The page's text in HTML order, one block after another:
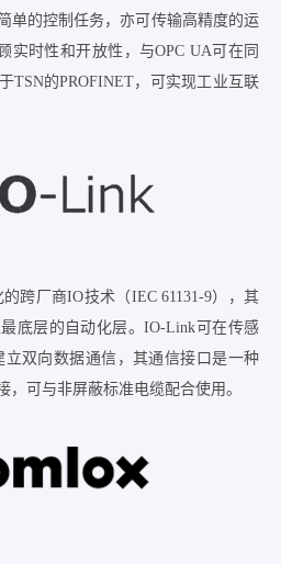
的控制任务，亦可传输高精度的运
实时性和开放性，与OPC UA可在同
TSN的PROFINET，可实现工业互联
跨厂商IO技术（IEC 61131-9），其
底层的自动化层。IO-Link可在传感
双向数据通信，其通信接口是一种
，可与非屏蔽标准电缆配合使用。